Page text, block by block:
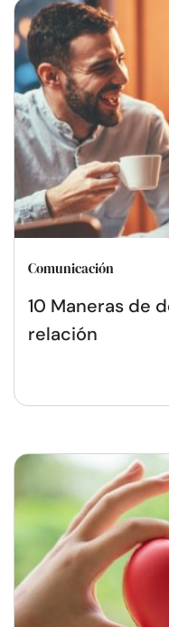
Comunicación
10 Maneras de
relación